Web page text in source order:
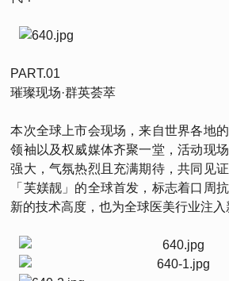
PART.01
璀璨现场·群英荟萃
本次全球上市会现场，来自世界各地
领袖以及权威媒体齐聚一堂，活动现
强大，气氛热烈且充满期待，共同见
「芙媄靓」的全球首发，标志着口周
新的技术高度，也为全球医美行业注入